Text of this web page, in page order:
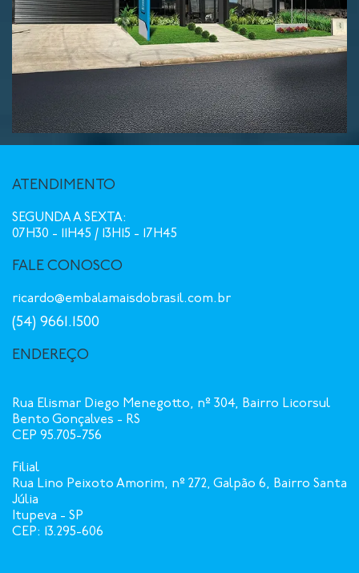
ATENDIMENTO
SEGUNDA A SEXTA:
07H30 - 11H45 / 13H15 - 17H45
FALE CONOSCO
ricardo@embalamaisdobrasil.com.br
(54) 9661.1500
ENDEREÇO
Rua Elismar Diego Menegotto, nº 304, Bairro Licorsul
Bento Gonçalves - RS
CEP 95.705-756
Filial
Rua Lino Peixoto Amorim, nº 272, Galpão 6, Bairro Santa
Júlia
Itupeva - SP
CEP: 13.295-606